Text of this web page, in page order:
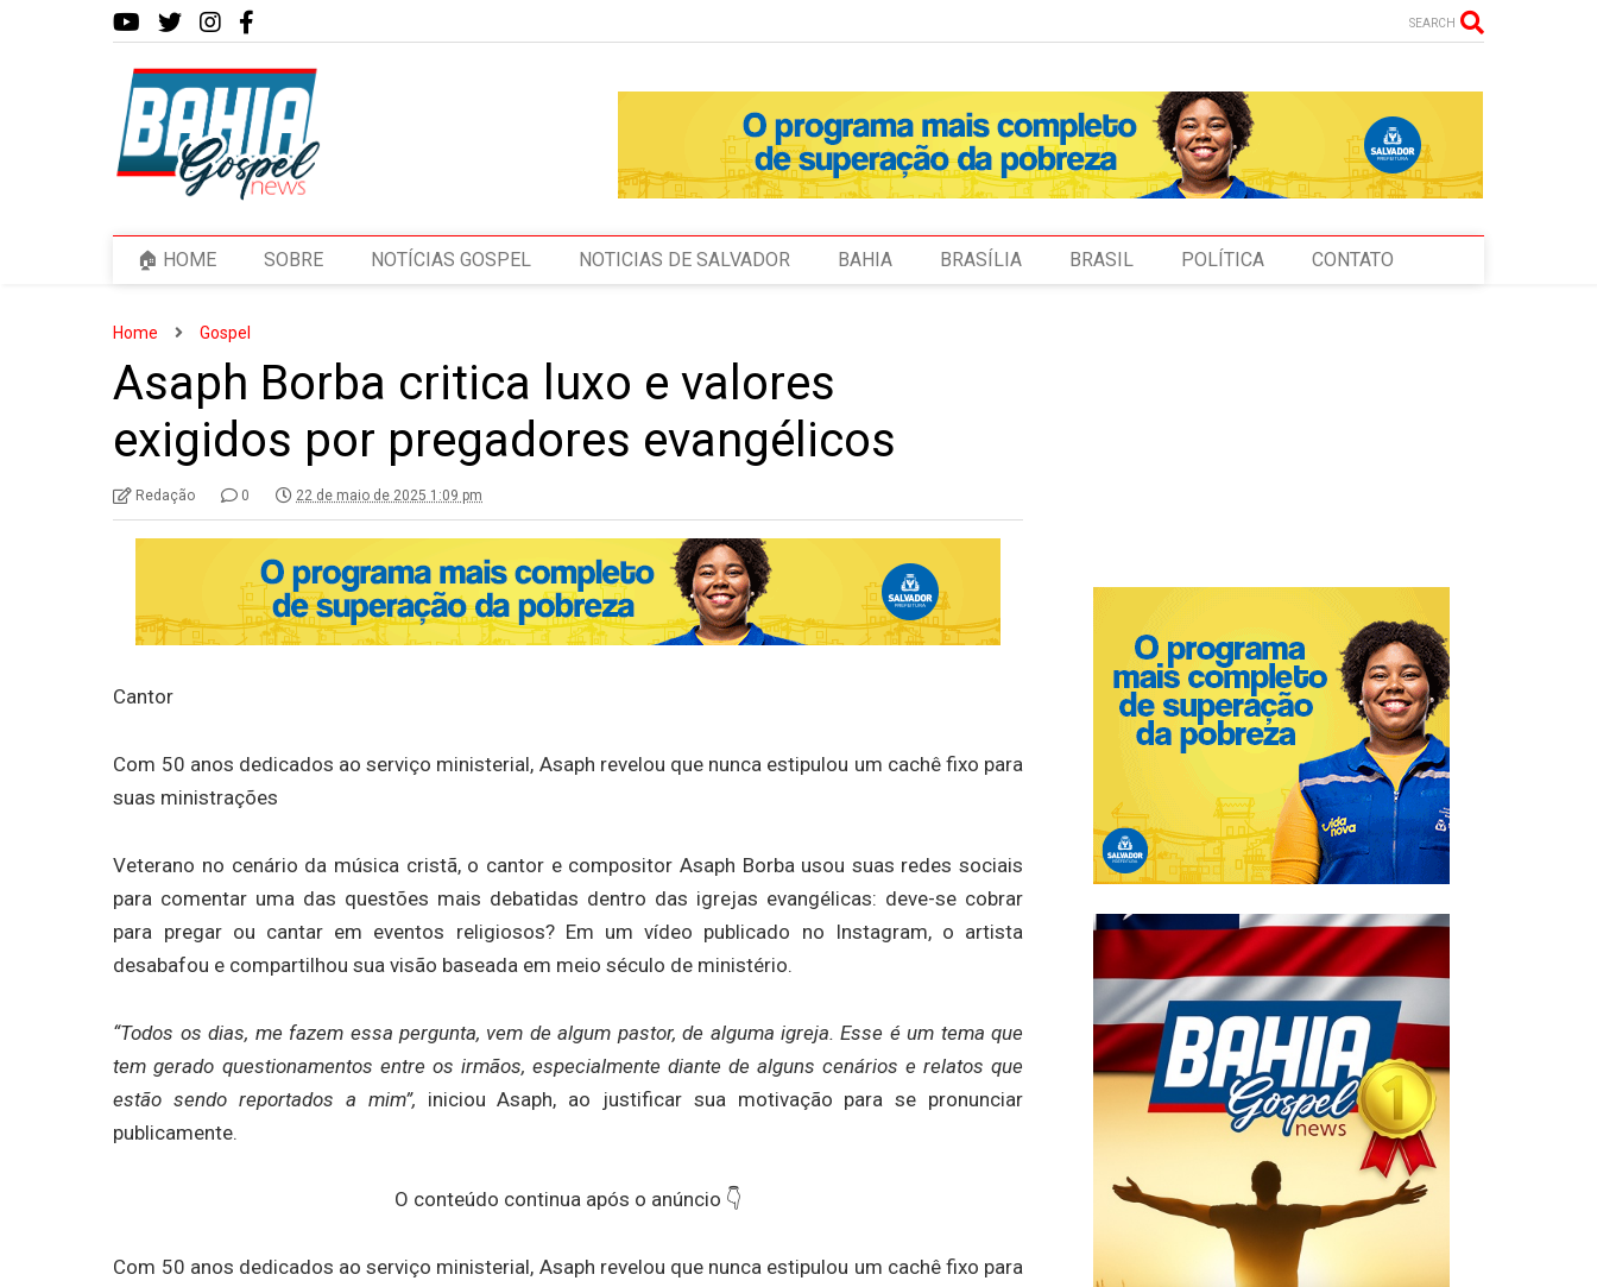
SEARCH
🏠 HOME SOBRE NOTÍCIAS GOSPEL NOTICIAS DE SALVADOR BAHIA BRASÍLIA BRASIL POLÍTICA CONTATO
Home Gospel
Asaph Borba critica luxo e valores
exigidos por pregadores evangélicos
Redação 0 22 de maio de 2025 1:09 pm
Cantor
Com 50 anos dedicados ao serviço ministerial, Asaph revelou que nunca estipulou um cachê fixo para
suas ministrações
Veterano no cenário da música cristã, o cantor e compositor Asaph Borba usou suas redes sociais
para comentar uma das questões mais debatidas dentro das igrejas evangélicas: deve-se cobrar
para pregar ou cantar em eventos religiosos? Em um vídeo publicado no Instagram, o artista
desabafou e compartilhou sua visão baseada em meio século de ministério.
“Todos os dias, me fazem essa pergunta, vem de algum pastor, de alguma igreja. Esse é um tema que
tem gerado questionamentos entre os irmãos, especialmente diante de alguns cenários e relatos que
estão sendo reportados a mim”, iniciou Asaph, ao justificar sua motivação para se pronunciar
publicamente.
O conteúdo continua após o anúncio 👇
Com 50 anos dedicados ao serviço ministerial, Asaph revelou que nunca estipulou um cachê fixo para